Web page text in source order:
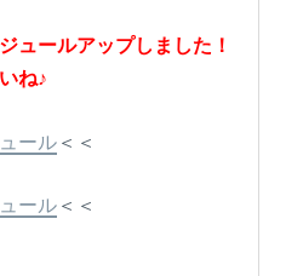
ュールアップしました！
ね♪
ール ＜＜
ール ＜＜